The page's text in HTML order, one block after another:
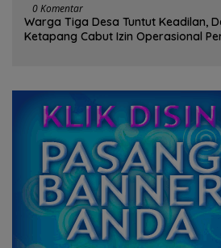
0 Komentar
Warga Tiga Desa Tuntut Keadilan,
Ketapang Cabut Izin Operasional